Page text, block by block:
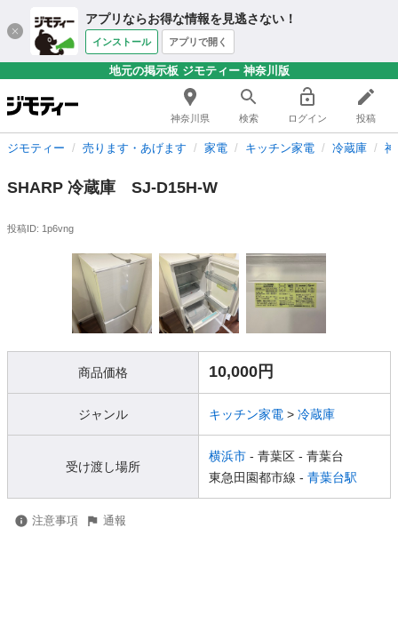
アプリならお得な情報を見逃さない！
インストール アプリで開く
地元の掲示板 ジモティー 神奈川版
神奈川県 検索 ログイン 投稿
ジモティー 売ります・あげます 家電 キッチン家電 冷蔵庫
SHARP 冷蔵庫 SJ-D15H-W
投稿ID: 1p6vng
商品価格 10,000円
ジャンル キッチン家電 > 冷蔵庫
受け渡し場所
横浜市 - 青葉区 - 青葉台
東急田園都市線 - 青葉台駅
注意事項 通報